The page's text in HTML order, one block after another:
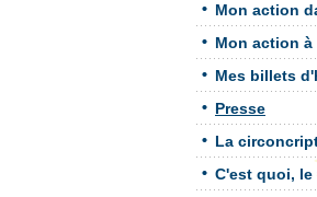
Mon action
Mon action
Mes billets
Presse
La
C'est quoi,